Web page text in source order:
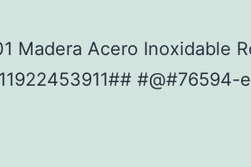
Madera Acero Inoxidable
#@#76594-